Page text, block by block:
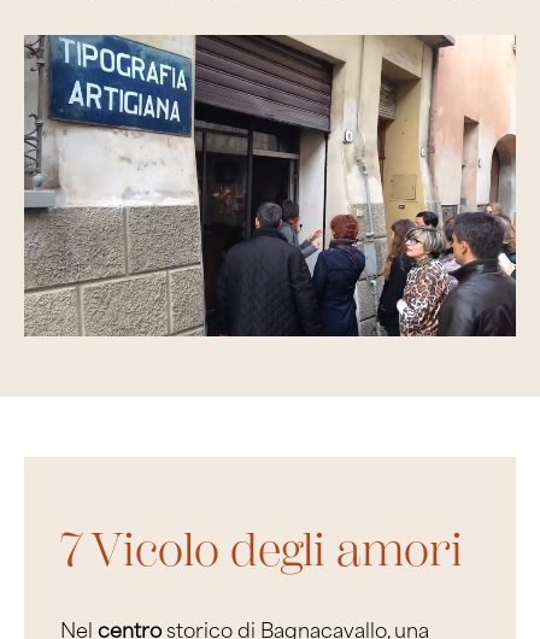
7 Vicolo degli amori
Nel centrostorico di Bagnacavallo, una